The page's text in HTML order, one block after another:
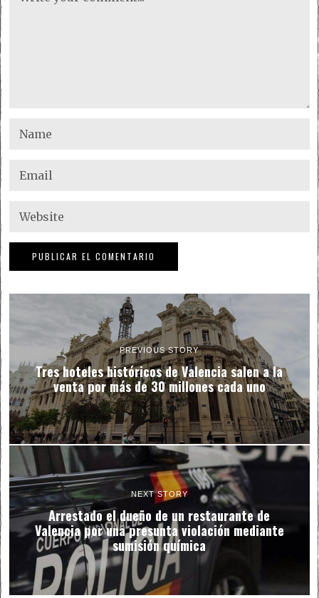
PREVIOUS STORY
Tres hoteles históricos de Valencia salen a la
venta por más de 30 millones cada uno
NEXT STORY
Arrestado el dueño de un restaurante de
Valencia por una presunta violación mediante
sumisión química